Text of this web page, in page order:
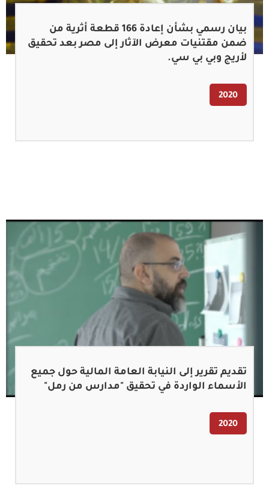
بيان رسمي بشأن إعادة 166 قطعة أثرية من
ضمن مقتنيات معرض الآثار إلى مصر بعد تحقيق
لأريج وبي بي سي.
2020
تقديم تقرير إلى النيابة العامة المالية حول جميع
الأسماء الواردة في تحقيق "مدارس من رمل"
2020